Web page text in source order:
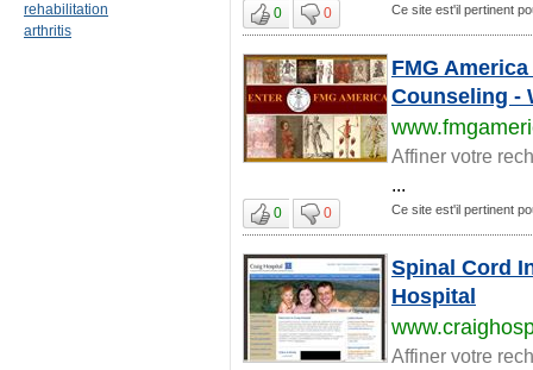
rehabilitation
arthritis
0 0 Ce site est'il pertinent
FMG
Counseling -
Affiner votre
...
0 0 Ce site est'il pertinent
Spinal Cord
Hospital
Affiner votre